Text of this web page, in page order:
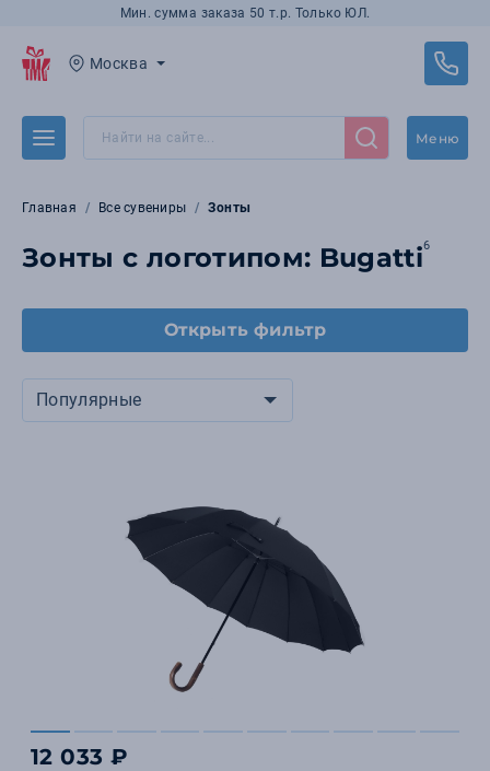
Мин. сумма заказа 50 т.р. Только ЮЛ.
Москва
Меню
Главная Все сувениры Зонты
Зонты с логотипом: Bugatti6
Открыть фильтр
Популярные
12 033 ₽